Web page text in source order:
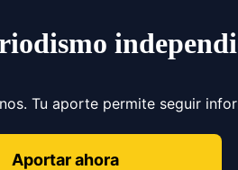
Tu aporte permite seguir
Aportar ahora